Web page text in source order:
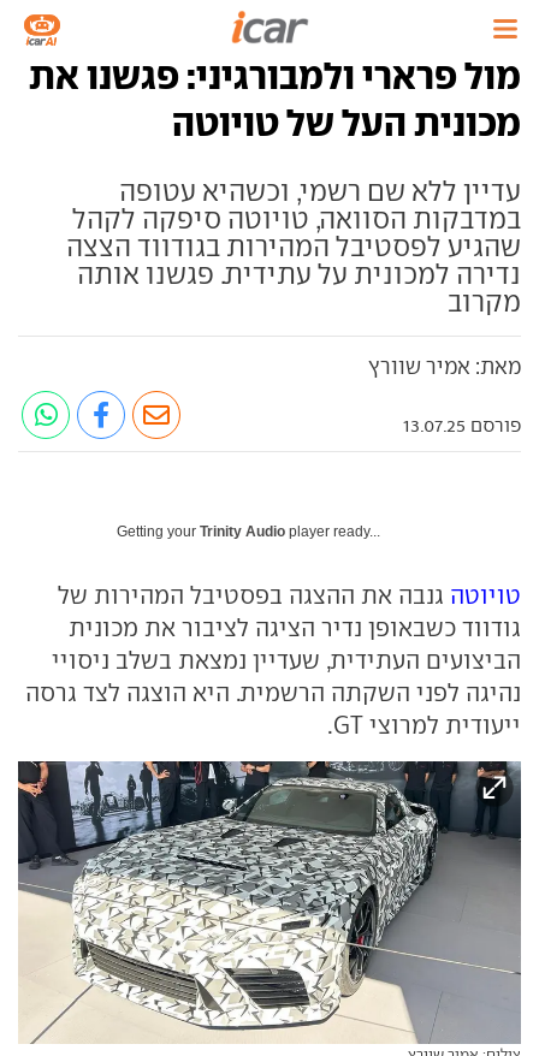
מול פרארי ולמבורגיני: פגשנו את
מכונית העל של טויוטה
עדיין ללא שם רשמי, וכשהיא עטופה
במדבקות הסוואה, טויוטה סיפקה לקהל
שהגיע לפסטיבל המהירות בגודווד הצצה
נדירה למכונית על עתידית. פגשנו אותה
מקרוב
מאת: אמיר שוורץ
פורסם 13.07.25
Getting your Trinity Audio player ready...
טויוטה גנבה את ההצגה בפסטיבל המהירות של
גודווד כשבאופן נדיר הציגה לציבור את מכונית
הביצועים העתידית, שעדיין נמצאת בשלב ניסויי
נהיגה לפני השקתה הרשמית. היא הוצגה לצד גרסה
ייעודית למרוצי GT.